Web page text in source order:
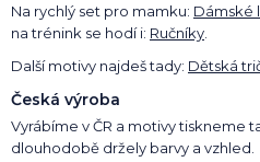
Na rychlý set pro mamku: Dámské
na trénink se hodí i: Ručníky
Další motivy najdeš tady: Dětská
Česká výroba
Vyrábíme v ČR a motivy tiskneme
dlouhodobě držely barvy a vzhled.